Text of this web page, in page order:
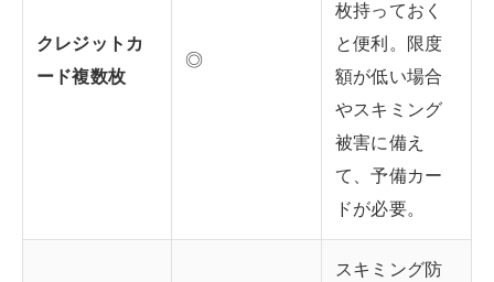
クレジットカ
ード複数枚
◎
枚持っておく
と便利。限度
額が低い場合
やスキミング
被害に備え
て、予備カー
ドが必要。
スキミング防